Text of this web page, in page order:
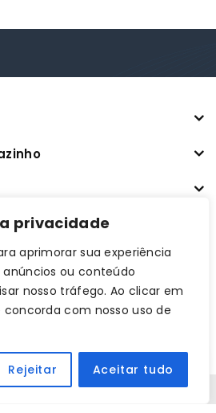
privacidade
aprimorar sua experiência
ou conteúdo
nosso tráfego. Ao clicar em
concorda com nosso uso de
Rejeitar Aceitar tudo
2026 Dintec Sistemas